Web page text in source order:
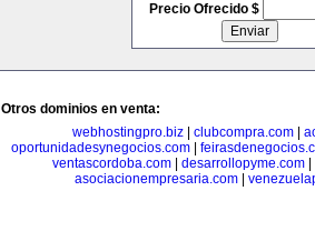
Precio Ofrecido $
Otros dominios en venta:
webhostingpro.biz| clubcompra.com|
oportunidadesynegocios.com|
ventascordoba.com| desarrollopyme.com|
asociacionempresaria.com